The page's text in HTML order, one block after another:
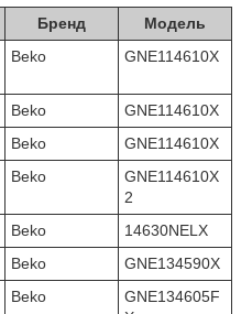
Бренд
Модель
Beko GNE114610X
Beko
GNE114610X
Beko
GNE114610X
Beko
GNE114610X
2
Beko
14630NELX
Beko
GNE134590X
Beko
GNE134605F